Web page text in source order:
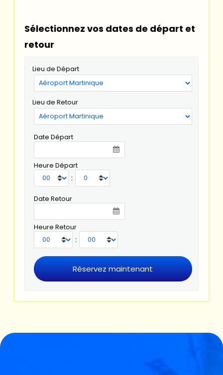
Sélectionnez vos dates de départ et
retour
Lieu de Départ
Lieu de Retour
Date Départ
Heure Départ
:
Date Retour
Heure Retour
: